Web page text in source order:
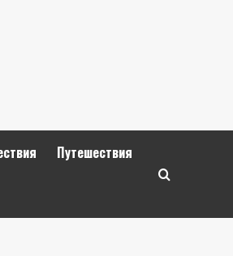
Путешествия